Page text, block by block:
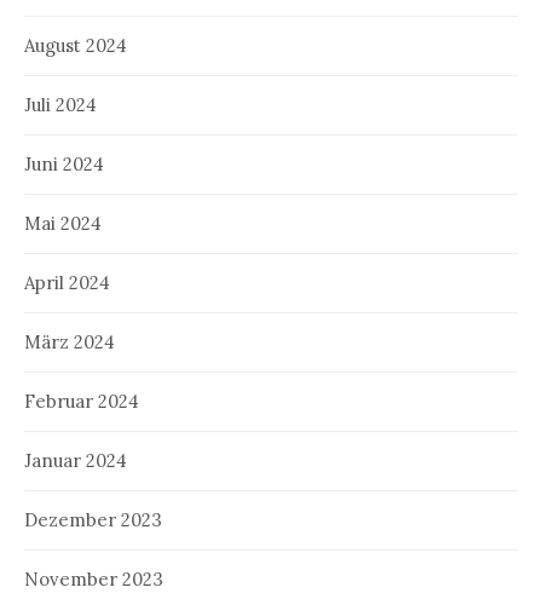
August 2024
Juli 2024
Juni 2024
Mai 2024
April 2024
März 2024
Februar 2024
Januar 2024
Dezember 2023
November 2023